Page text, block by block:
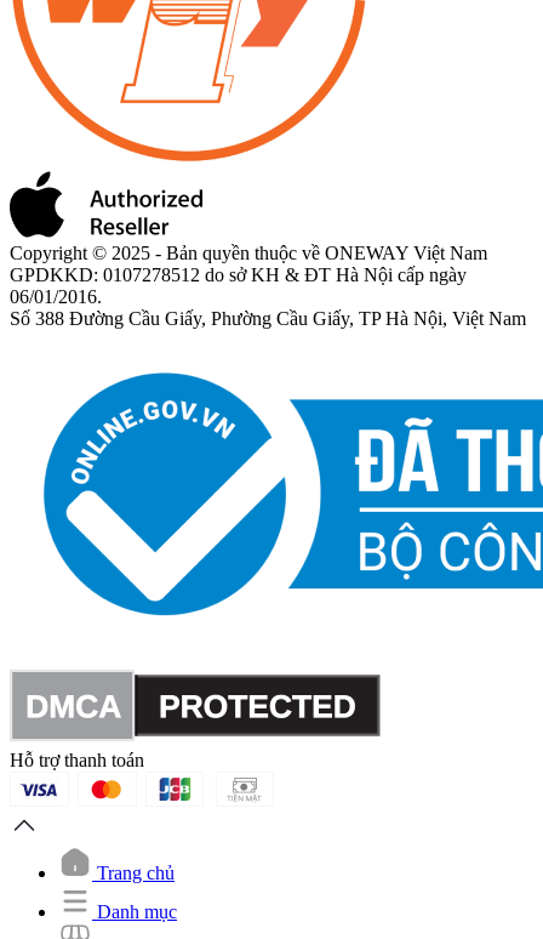
Copyright © 2025 - Bản quyền thuộc về ONEWAY Việt Nam
GPDKKD: 0107278512 do sở KH & ĐT Hà Nội cấp ngày
06/01/2016.
Số 388 Đường Cầu Giấy, Phường Cầu Giấy, TP Hà Nội, Việt Nam
Hỗ trợ thanh toán
Trang chủ
Danh mục